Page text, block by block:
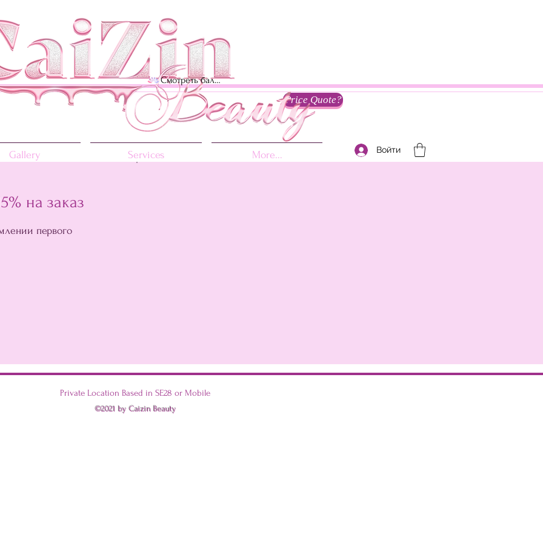
Price Quote?
Gallery Services More... Войти
Смотреть баллы
на заказ
первого
Private Location Based in SE28 or Mobile
©2021 by Caizin Beauty